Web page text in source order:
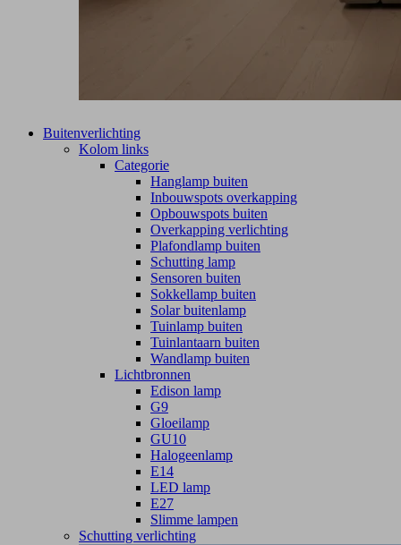
Buitenverlichting
Kolom links
Categorie
Hanglamp buiten
Inbouwspots overkapping
Opbouwspots buiten
Overkapping verlichting
Plafondlamp buiten
Schutting lamp
Sensoren buiten
Sokkellamp buiten
Solar buitenlamp
Tuinlamp buiten
Tuinlantaarn buiten
Wandlamp buiten
Lichtbronnen
Edison lamp
G9
Gloeilamp
GU10
Halogeenlamp
E14
LED lamp
E27
Slimme lampen
Schutting verlichting